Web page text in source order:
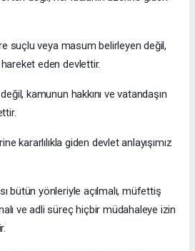
suçlu veya masum belirleyen değil,
eden devlettir.
kamunun hakkını ve vatandaşın
kararlılıkla giden devlet anlayışımız
bütün yönleriyle açılmalı, müfettiş
ve adli süreç hiçbir müdahaleye izin